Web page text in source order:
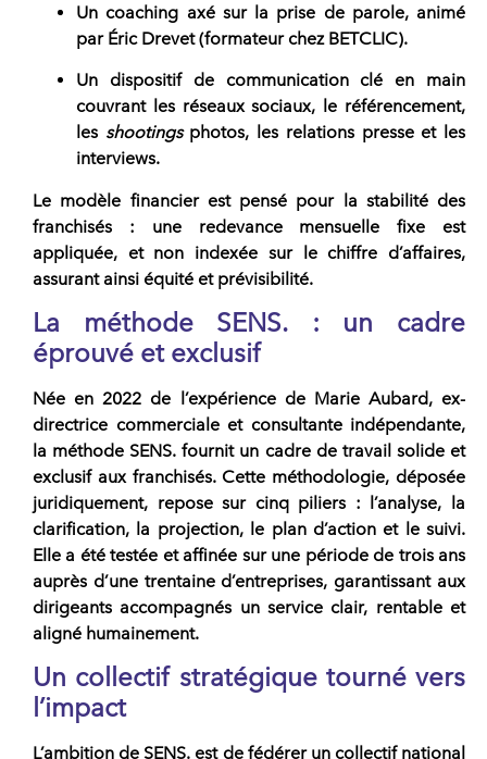
Un coaching axé sur la prise de parole, animé
par Éric Drevet (formateur chez BETCLIC).
Un dispositif de communication clé en main
couvrant les réseaux sociaux, le référencement,
les shootingsphotos, les relations presse et les
interviews.
Le modèle financier est pensé pour la stabilité des
franchisés : une redevance mensuelle fixe est
appliquée, et non indexée sur le chiffre d’affaires,
assurant ainsi équité et prévisibilité.
La méthode SENS. : un cadre
éprouvé et exclusif
Née en 2022 de l’expérience de Marie Aubard, ex-
directrice commerciale et consultante indépendante,
la méthodeSENS. fournit un cadre de travail solide et
exclusif aux franchisés. Cette méthodologie, déposée
juridiquement, repose sur cinq piliers : l’analyse, la
clarification, la projection, le plan d’action et le suivi.
Elle a été testée et affinée sur une période de trois ans
auprès d’une trentaine d’entreprises, garantissant aux
dirigeants accompagnés un service clair, rentable et
aligné humainement.
Un collectif stratégique tourné vers
l’impact
L’ambition deSENS. est de fédérer un collectif national